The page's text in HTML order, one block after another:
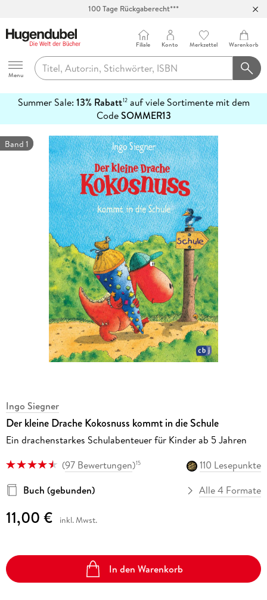
100 Tage Rückgaberecht***
Hugendubel
Menu
Filiale Konto Merkzettel Warenkorb
Summer Sale: 13% Rabatt12auf viele Sortimente mit dem
CodeSOMMER13
erfahren
Band 1
Ingo Siegner
Der kleine Drache Kokosnuss kommt in die Schule
Ein drachenstarkes Schulabenteuer für Kinder ab 5 Jahren
(97 Bewertungen)15
110 Lesepunkte
Buch (gebunden)
Alle 4 Formate
11,00 € inkl. Mwst.
In den Warenkorb